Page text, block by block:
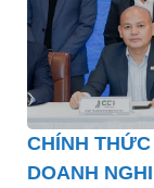
CHÍNH
DOANH